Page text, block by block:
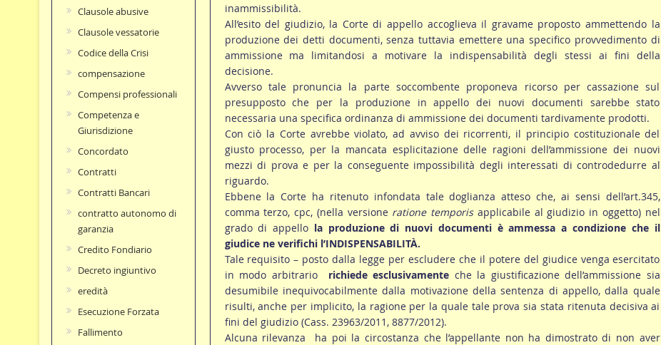
inammissibilità.
All’esito del giudizio, la Corte di appello accoglieva il gravame proposto ammettendo la
produzione dei detti documenti, senza tuttavia emettere una specifico provvedimento di
ammissione ma limitandosi a motivare la indispensabilità degli stessi ai fini della
decisione.
Avverso tale pronuncia la parte soccombente proponeva ricorso per cassazione sul
presupposto che per la produzione in appello dei nuovi documenti sarebbe stato
necessaria una specifica ordinanza di ammissione dei documenti tardivamente prodotti.
Con ciò la Corte avrebbe violato, ad avviso dei ricorrenti, il principio costituzionale del
giusto processo, per la mancata esplicitazione delle ragioni dell’ammissione dei nuovi
mezzi di prova e per la conseguente impossibilità degli interessati di controdedurre al
riguardo.
Ebbene la Corte ha ritenuto infondata tale doglianza atteso che, ai sensi dell’art.345,
comma terzo, cpc, (nella versione ratione temporisapplicabile al giudizio in oggetto) nel
grado di appello la produzione di nuovi documenti è ammessa a condizione che il
giudice ne verifichi l’INDISPENSABILITÀ.
Tale requisito – posto dalla legge per escludere che il potere del giudice venga esercitato
in modo arbitrario  richiede esclusivamente che la giustificazione dell’ammissione sia
desumibile inequivocabilmente dalla motivazione della sentenza di appello, dalla quale
risulti, anche per implicito, la ragione per la quale tale prova sia stata ritenuta decisiva ai
fini del giudizio (Cass. 23963/2011, 8877/2012).
Alcuna rilevanza ha poi la circostanza che l’appellante non ha dimostrato di non aver
Clausole abusive
Clausole vessatorie
Codice della Crisi
compensazione
Compensi professionali
Competenza e
Giurisdizione
Concordato
Contratti
Contratti Bancari
contratto autonomo di
garanzia
Credito Fondiario
Decreto ingiuntivo
eredità
Esecuzione Forzata
Fallimento